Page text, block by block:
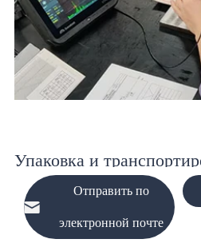
Упаковка и
Chalco Титан поддерживает
обеспечивая надежные и безопасные
Отправить по
электронной почте